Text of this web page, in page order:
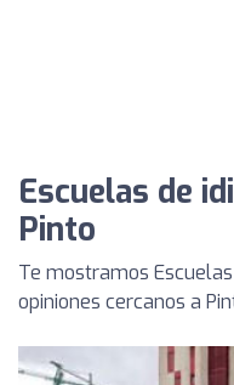
Escuelas de
Pinto
Te mostramos
opiniones cercanos a